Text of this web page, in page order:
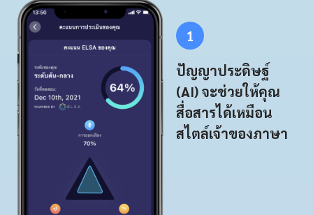
1
ปัญญาประดิษฐ์
(AI) จะช่วยให้คุณ
สื่อสารได้เหมือน
สไตล์เจ้าของภาษา